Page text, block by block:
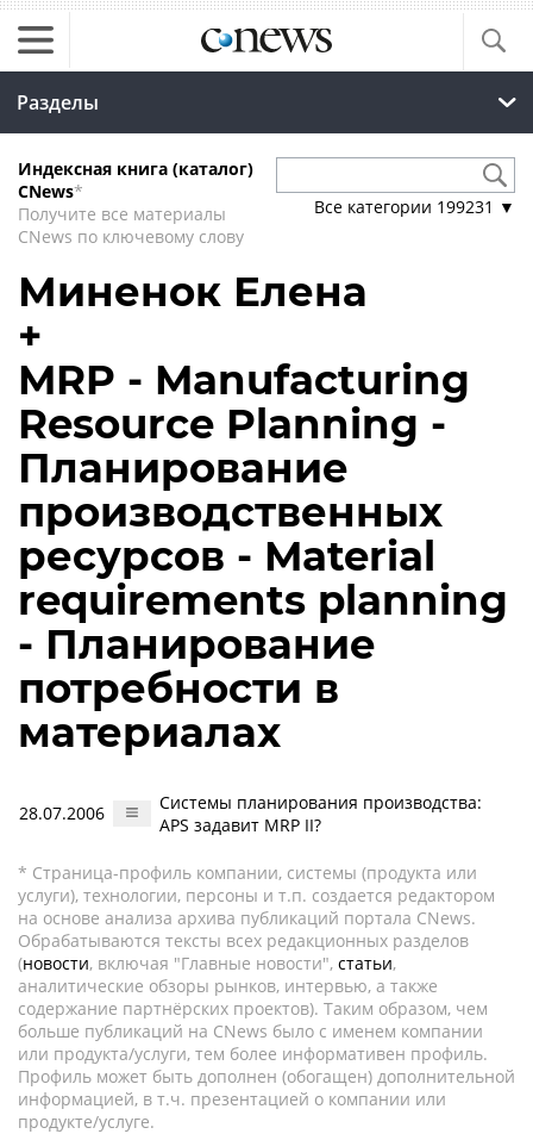
Разделы
Индексная книга (каталог)
CNews*
Получите все материалы
CNews по ключевому слову
Все категории 199231 ▼
Миненок Елена
+
MRP - Manufacturing
Resource Planning -
Планирование
производственных
ресурсов - Material
requirements planning
- Планирование
потребности в
материалах
28.07.2006
Системы планирования производства:
APS задавит MRP II?
* Страница-профиль компании, системы (продукта или
услуги), технологии, персоны и т.п. создается редактором
на основе анализа архива публикаций портала CNews.
Обрабатываются тексты всех редакционных разделов
(новости, включая "Главные новости", статьи,
аналитические обзоры рынков, интервью, а также
содержание партнёрских проектов). Таким образом, чем
больше публикаций на CNews было с именем компании
или продукта/услуги, тем более информативен профиль.
Профиль может быть дополнен (обогащен) дополнительной
информацией, в т.ч. презентацией о компании или
продукте/услуге.